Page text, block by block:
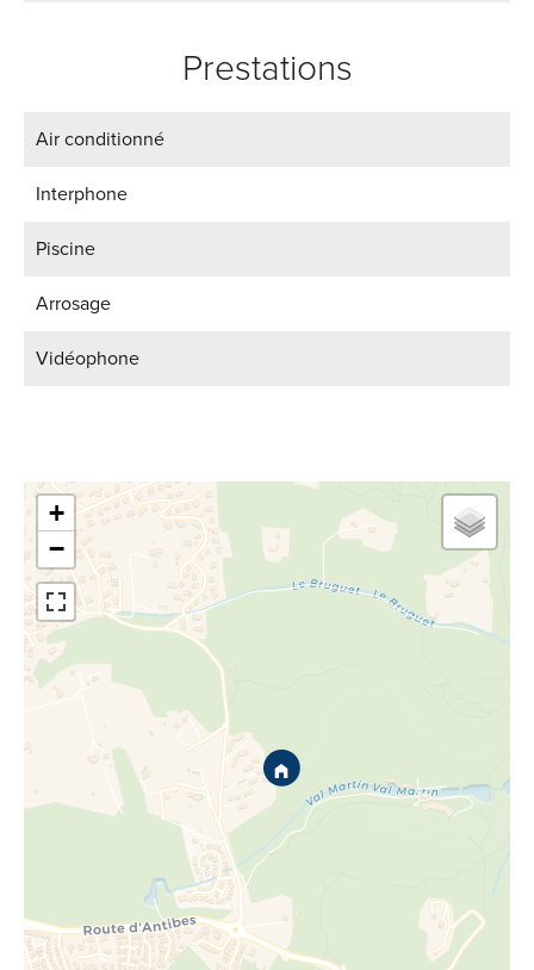
Prestations
Air conditionné
Interphone
Piscine
Arrosage
Vidéophone
+
−